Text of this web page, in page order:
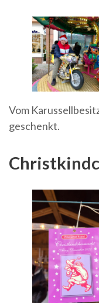
Vom
geschenkt.